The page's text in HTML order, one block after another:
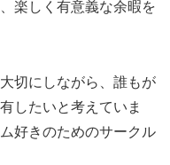
楽しく有意義な余暇を
切にしながら、誰もが
したいと考えていま
好きのためのサークル